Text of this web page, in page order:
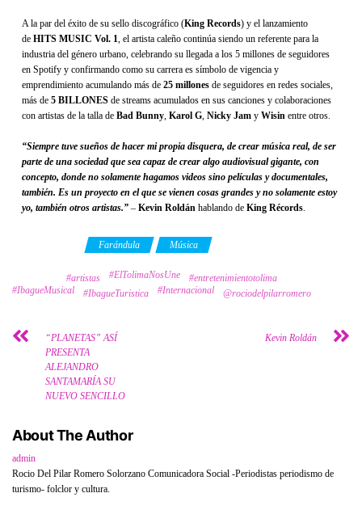
A la par del éxito de su sello discográfico (King Records) y el lanzamiento
de HITS MUSIC Vol. 1, el artista caleño continúa siendo un referente para la
industria del género urbano, celebrando su llegada a los 5 millones de seguidores
en Spotify y confirmando como su carrera es símbolo de vigencia y
emprendimiento acumulando más de 25 millones de seguidores en redes sociales,
más de 5 BILLONES de streams acumulados en sus canciones y colaboraciones
con artistas de la talla de Bad Bunny, Karol G, Nicky Jam y Wisin entre otros.
“Siempre tuve sueños de hacer mi propia disquera, de crear música real, de ser
parte de una sociedad que sea capaz de crear algo audiovisual gigante, con
concepto, donde no solamente hagamos videos sino películas y documentales,
también. Es un proyecto en el que se vienen cosas grandes y no solamente estoy
yo, también otros artistas.” – Kevin Roldán hablando de King Récords.
Farándula Música
#artistas #ElTolimaNosUne
#entretenimientotolima
#IbagueMusical
#IbagueTuristica #Internacional @rociodelpilarromero
“PLANETAS” ASÍ
PRESENTA
ALEJANDRO
SANTAMARÍA SU
NUEVO SENCILLO
Kevin Roldán
About The Author
admin
Rocio Del Pilar Romero Solorzano Comunicadora Social -Periodistas periodismo de
turismo- folclor y cultura.